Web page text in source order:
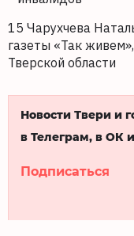
15 Чарухчева
газеты «Так
Тверской области
Новости Твери и
в Телеграм, в ОК
Подписаться